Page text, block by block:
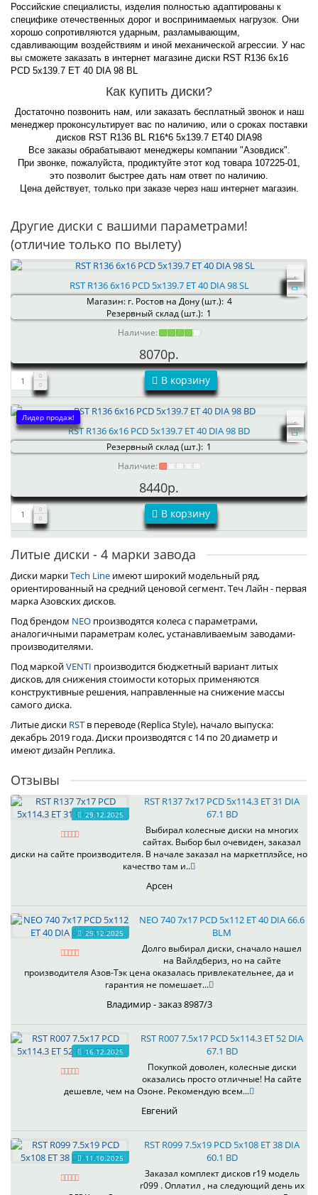
Российские специалисты, изделия полностью адаптированы к
специфике отечественных дорог и воспринимаемых нагрузок. Они
хорошо сопротивляются ударным, разламывающим,
сдавливающим воздействиям и иной механической агрессии. У нас
вы сможете заказать в интернет магазине диски RST R136 6x16
PCD 5x139.7 ET 40 DIA 98 BL
Как купить диски?
Достаточно позвонить нам, или заказать бесплатный звонок и наш
менеджер проконсультирует вас по наличию, или о сроках поставки
дисков RST R136 BL R16*6 5x139.7 ET40 DIA98
Все заказы обрабатывают менеджеры компании "Азовдиск".
При звонке, пожалуйста, продиктуйте этот код товара 107225-01,
это позволит быстрее дать нам ответ по наличию.
Цена действует, только при заказе через наш интернет магазин.
Другие диски с вашими параметрами!
(отличие только по вылету)
RST R136 6x16 PCD 5x139.7 ET 40 DIA 98 SL
Магазин: г. Ростов на Дону (шт.): 4
Резервный склад (шт.): 1
Наличие:
8070р.
В корзину
Лидер продаж!
RST R136 6x16 PCD 5x139.7 ET 40 DIA 98 BD
Резервный склад (шт.): 1
Наличие:
8440р.
В корзину
Литые диски - 4 марки завода
Диски маркиTech Line имеют широкий модельный ряд,
ориентированный на средний ценовой сегмент. Теч Лайн - первая
марка Азовских дисков.
Под брендом NEO производятся колеса с параметрами,
аналогичными параметрам колес, устанавливаемым заводами-
производителями.
Под маркойVENTI производится бюджетный вариант литых
дисков, для снижения стоимости которых применяются
конструктивные решения, направленные на снижение массы
самого диска.
Литые диски RST в переводе (Replica Style), начало выпуска:
декабрь 2019 года. Диски производятся с 14 по 20 диаметр и
имеют дизайн Реплика.
Отзывы
29.12.2025
RST R137 7x17 PCD 5x114.3 ET 31 DIA
67.1 BD
Выбирал колесные диски на многих
сайтах. Выбор был очевиден, заказал
диски на сайте производителя. В начале заказал на маркетплэйсе, но
качество там и..
Арсен
29.12.2025
NEO 740 7x17 PCD 5x112 ET 40 DIA 66.6
BLM
Долго выбирал диски, сначало нашел
на Вайлдбериз, но на сайте
производителя Азов-Тэк цена оказалась привлекательнее, да и
гарантия не помешает...
Владимир - заказ 8987/3
16.12.2025
RST R007 7.5x17 PCD 5x114.3 ET 52 DIA
67.1 BD
Покупкой доволен, колесные диски
оказались просто отличные! На сайте
дешевле, чем на Озоне. Рекомендую всем...
Евгений
11.10.2025
RST R099 7.5x19 PCD 5x108 ET 38 DIA
60.1 BD
Заказал комплект дисков r19 модель
r099 . Оплатил , на следующий день их